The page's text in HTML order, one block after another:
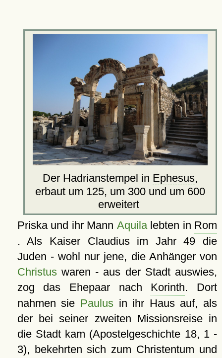
Der Hadrianstempel in Ephesus,
erbaut um 125, um 300 und um 600
erweitert
Priska und ihr Mann Aquilalebten in Rom
. Als Kaiser Claudius im Jahr 49 die
Juden - wohl nur jene, die Anhänger von
Christuswaren - aus der Stadt auswies,
zog das Ehepaar nach Korinth. Dort
nahmen sie Paulus in ihr Haus auf, als
der bei seiner zweiten Missionsreise in
die Stadt kam (Apostelgeschichte 18, 1 -
3), bekehrten sich zum Christentum und